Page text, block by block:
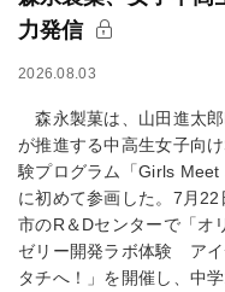
力発信
2026.08.03
森永製菓は、山田進太郎
が推進する中高生女子向
験プログラム「Girls Meet
に初めて参画した。7月22
市のR＆Dセンターで「オ
ゼリー開発ラボ体験 アイ
タチへ！」を開催し、中